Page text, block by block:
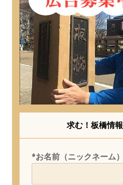
求む！板橋情報
*お名前（ニックネーム）